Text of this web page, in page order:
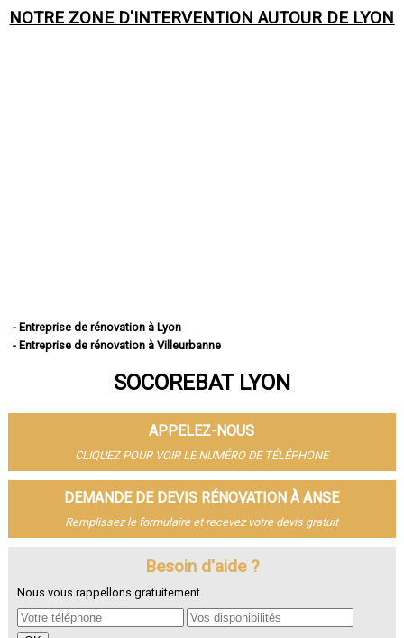
NOTRE ZONE D'INTERVENTION AUTOUR DE LYON
- Entreprise de rénovation à Lyon
- Entreprise de rénovation à Villeurbanne
- Entreprise de rénovation à Saint-Priest
- Entreprise de rénovation à Vaulx-en-Velin
- Entreprise de rénovation à Bron
- Entreprise de rénovation à Villefranche-sur-Saône
- Entreprise de rénovation à Rillieux-la-Pape
- Entreprise de rénovation à Meyzieu
- Entreprise de rénovation à Oullins
- Entreprise de rénovation à Décines-Charpieu
- Entreprise de rénovation à Saint-Genis-Laval
- Entreprise de rénovation à Tassin-la-Demi-Lune
- Entreprise de rénovation à Écully
- Entreprise de rénovation à Saint-Fons
SOCOREBAT LYON
APPELEZ-NOUS
CLIQUEZ POUR VOIR LE NUMÉRO DE TÉLÉPHONE
DEMANDE DE DEVIS RÉNOVATION À ANSE
Remplissez le formulaire et recevez votre devis gratuit
Besoin d'aide ?
Nous vous rappellons gratuitement.